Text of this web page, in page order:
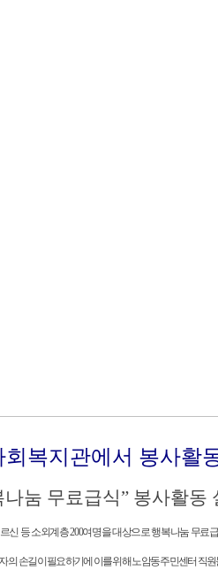
복지관에서 봉사활
눔 무료급식” 봉사활동
신 등 소외계층 200여명을 대상으로 행복나눔 무료
의 손길이 필요하기에 이를 위해 노암동 주민센터 직